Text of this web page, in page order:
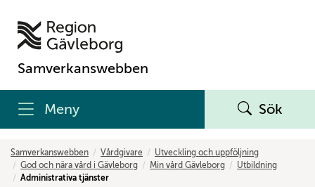
Samverkanswebben
Meny Sök
Samverkanswebben Vårdgivare
Utveckling och uppföljning
God och nära vård i Gävleborg
Min vård Gävleborg
Utbildning
Administrativa tjänster